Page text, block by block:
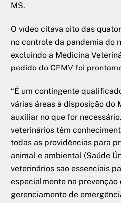
MS.
O vídeo citava oito das
no controle da pandemia do
excluindo a Medicina
pedido do CFMV foi
“É um contingente
várias áreas à disposição do
auxiliar no que for
veterinários têm
todas as providências para
animal e ambiental (Saúde
veterinários são essenciais
especialmente na prevenção
gerenciamento de